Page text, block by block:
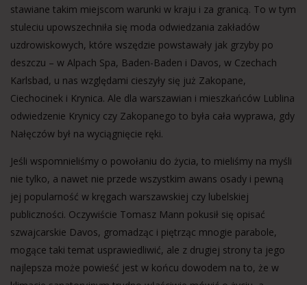
stawiane takim miejscom warunki w kraju i za granicą. To w tym
stuleciu upowszechniła się moda odwiedzania zakładów
uzdrowiskowych, które wszędzie powstawały jak grzyby po
deszczu – w Alpach Spa, Baden-Baden i Davos, w Czechach
Karlsbad, u nas względami cieszyły się już Zakopane,
Ciechocinek i Krynica. Ale dla warszawian i mieszkańców Lublina
odwiedzenie Krynicy czy Zakopanego to była cała wyprawa, gdy
Nałęczów był na wyciągnięcie ręki.
Jeśli wspomnieliśmy o powołaniu do życia, to mieliśmy na myśli
nie tylko, a nawet nie przede wszystkim awans osady i pewną
jej popularność w kręgach warszawskiej czy lubelskiej
publiczności. Oczywiście Tomasz Mann pokusił się opisać
szwajcarskie Davos, gromadząc i piętrząc mnogie parabole,
mogące taki temat usprawiedliwić, ale z drugiej strony ta jego
najlepsza może powieść jest w końcu dowodem na to, że w